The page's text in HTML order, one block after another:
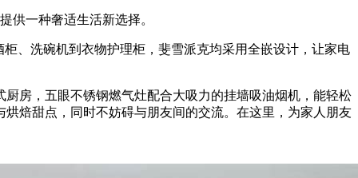
一种奢适生活新选择。
洗碗机到衣物护理柜，斐雪派克均采用全嵌设计，让家电
房，五眼不锈钢燃气灶配合大吸力的挂墙吸油烟机，能轻松
焙甜点，同时不妨碍与朋友间的交流。在这里，为家人朋友